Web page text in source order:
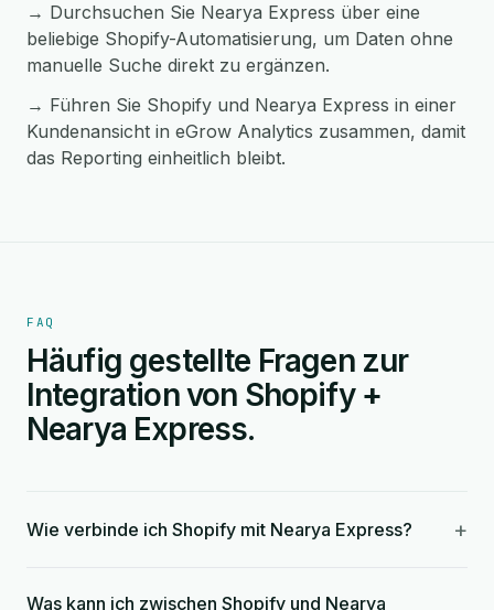
→ Durchsuchen Sie Nearya Express über eine
beliebige Shopify-Automatisierung, um Daten ohne
manuelle Suche direkt zu ergänzen.
→ Führen Sie Shopify und Nearya Express in einer
Kundenansicht in eGrow Analytics zusammen, damit
das Reporting einheitlich bleibt.
FAQ
Häufig gestellte Fragen zur
Integration von Shopify +
Nearya Express.
Wie verbinde ich Shopify mit Nearya Express? +
Was kann ich zwischen Shopify und Nearya